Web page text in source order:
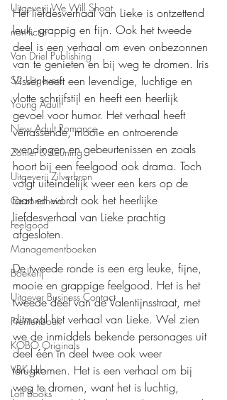
Uitgeverij We Will Shoot
non-fictie
Van Driel Publishing
S2 Uitgevers
Young Adult
New Adult Romance
Zomer & Keuning
Uitgeverij Zilverbron
Gezondheid
Feelgood
Managementboeken
Boekerij
Uitgever Business Contact
Prentenboek
KOBO Originals
VBK Lab
Loft Books
Het liefdesverhaal van Lieke is ontzettend
leuk, grappig en fijn. Ook het tweede
deel is een verhaal om even onbezonnen
van te genieten en bij weg te dromen. Iris
Visser heeft een levendige, luchtige en
vlotte schrijfstijl en heeft een heerlijk
gevoel voor humor. Het verhaal heeft
verrassende, mooie en ontroerende
wendingen en gebeurtenissen en zoals
hoort bij een feelgood ook drama. Toch
volgt uiteindelijk weer een kers op de
taart en wordt ook het heerlijke
liefdesverhaal van Lieke prachtig
afgesloten.
De tweede ronde is een erg leuke, fijne,
mooie en grappige feelgood. Het is het
tweede deel van de Valentijnsstraat, met
ditmaal het verhaal van Lieke. Wel zien
we de inmiddels bekende personages uit
deel één in deel twee ook weer
terugkomen. Het is een verhaal om bij
weg te dromen, want het is luchtig,